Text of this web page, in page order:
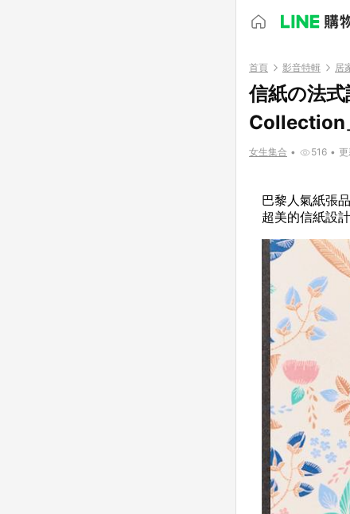
首頁 影音特輯 居
信紙の法
Collection
女生集合 • 516 •
巴黎人氣紙張
超美的信紙設計